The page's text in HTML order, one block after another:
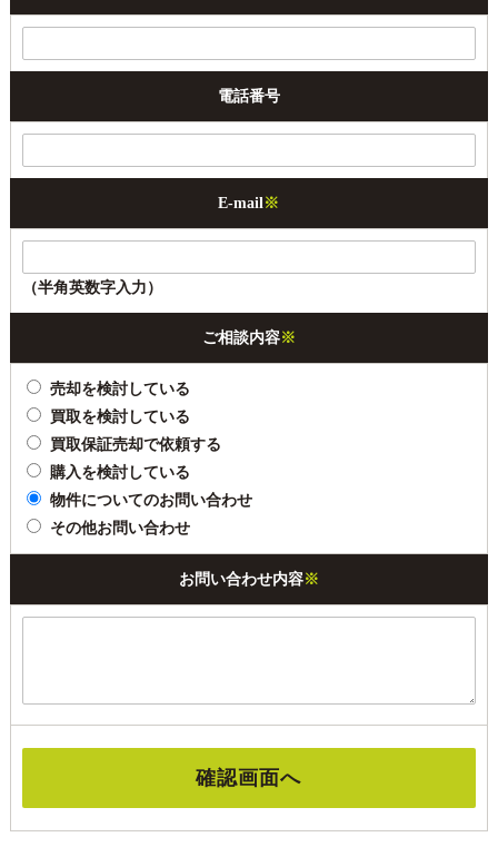
電話番号
E-mail※
（半角英数字入力）
ご相談内容※
売却を検討している
買取を検討している
買取保証売却で依頼する
購入を検討している
物件についてのお問い合わせ
その他お問い合わせ
お問い合わせ内容※